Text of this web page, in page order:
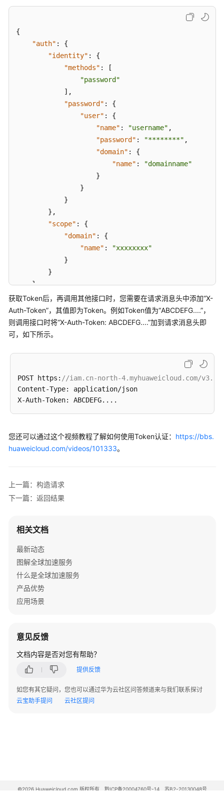
回
例
常
见
问
档
下
载
用
参
产
品
任
共
担
云
等
级
协
（SLA）
白
区
{
"auth" :
{
"identity" :
{
"methods" :
[
"password"
] ,
"password" :
{
"user" :
{
"name" : "username" ,
"password" : "********" ,
"domain" :
{
"name" :
"domainname"
}
}
}
} ,
"scope" :
{
"domain" :
{
"name" :
"xxxxxxxx"
}
}
}
}
获取Token后，再调用其他接口时，您需要在请求消息头中添加“X-
Auth-Token”，其值即为Token。例如Token值为“ABCDEFG....”，
则调用接口时将“X-Auth-Token: ABCDEFG....”加到请求消息头即
可，如下所示。
POST https: //iam.cn-north-4.myhuaweicloud.com/v3.0/
Content-Type: application/json
您还可以通过这个视频教程了解如何使用Token认证： https://bbs.
huaweicloud.com/videos/101333。
上一篇：构造请求
下一篇：返回结果
相关文档
最新动态
图解全球加速服务
什么是全球加速服务
产品优势
应用场景
意见反馈
文档内容是否对您有帮助？
提供反馈
如您有其它疑问，您也可以通过华为云社区问答频道来与我们联系探讨
云宝助手提问
云社区提问
©2026 Huaweicloud.com 版权所有 黔ICP备20004760号-14
苏B2-20130048号